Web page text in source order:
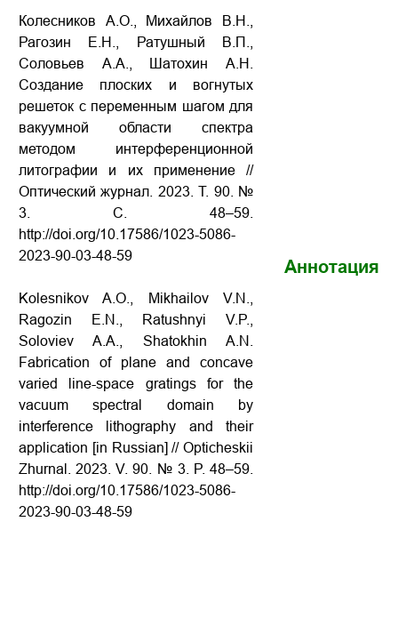
Колесников А.О., Михайлов В.Н.,
Рагозин Е.Н., Ратушный В.П.,
Соловьев А.А., Шатохин А.Н.
Создание плоских и вогнутых
решеток с переменным шагом для
вакуумной области спектра
методом интерференционной
литографии и их применение //
Оптический журнал. 2023. Т. 90. №
3. С. 48–59.
http://doi.org/10.17586/1023-5086-
2023-90-03-48-59
Kolesnikov A.O., Mikhailov V.N.,
Ragozin E.N., Ratushnyi V.P.,
Soloviev A.A., Shatokhin A.N.
Fabrication of plane and concave
varied line-space gratings for the
vacuum spectral domain by
interference lithography and their
application [in Russian] // Opticheskii
Zhurnal. 2023. V. 90. № 3. P. 48–59.
http://doi.org/10.17586/1023-5086-
2023-90-03-48-59
Аннотация